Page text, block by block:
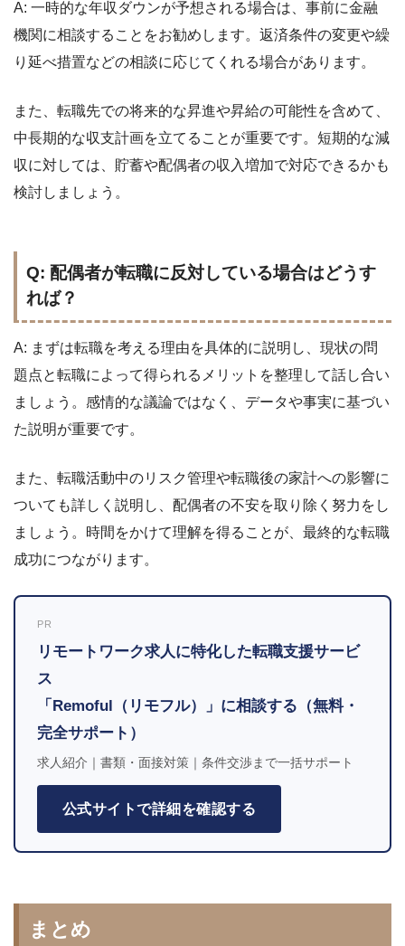
A: 一時的な年収ダウンが予想される場合は、事前に金融
機関に相談することをお勧めします。返済条件の変更や繰
り延べ措置などの相談に応じてくれる場合があります。
また、転職先での将来的な昇進や昇給の可能性を含めて、
中長期的な収支計画を立てることが重要です。短期的な減
収に対しては、貯蓄や配偶者の収入増加で対応できるかも
検討しましょう。
Q: 配偶者が転職に反対している場合はどうす
れば？
A: まずは転職を考える理由を具体的に説明し、現状の問
題点と転職によって得られるメリットを整理して話し合い
ましょう。感情的な議論ではなく、データや事実に基づい
た説明が重要です。
また、転職活動中のリスク管理や転職後の家計への影響に
ついても詳しく説明し、配偶者の不安を取り除く努力をし
ましょう。時間をかけて理解を得ることが、最終的な転職
成功につながります。
PR
リモートワーク求人に特化した転職支援サービ
ス
「Remoful（リモフル）」に相談する（無料・
完全サポート）
求人紹介｜書類・面接対策｜条件交渉まで一括サポート
公式サイトで詳細を確認する
まとめ